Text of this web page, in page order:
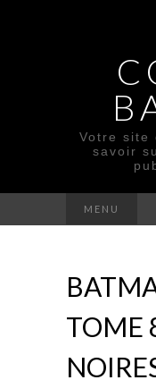
Votre site
savoir
MENU
TOME